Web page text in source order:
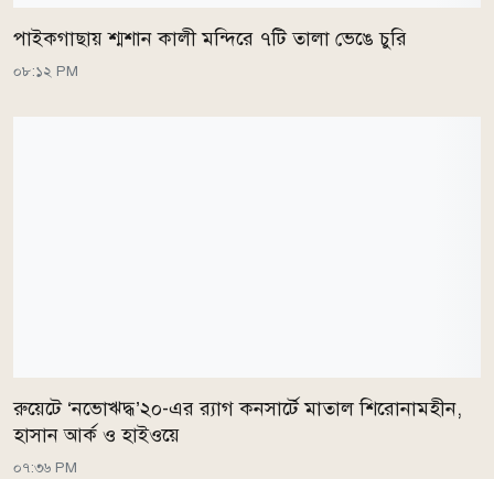
পাইকগাছায় শ্মশান কালী মন্দিরে ৭টি তালা ভেঙে চুরি
০৮:১২ PM
রুয়েটে ‘নভোঋদ্ধ’২০-এর র‍্যাগ কনসার্টে মাতাল শিরোনামহীন,
হাসান আর্ক ও হাইওয়ে
০৭:৩৬ PM